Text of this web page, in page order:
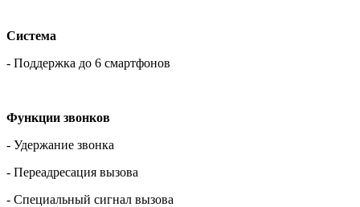
Система
- Поддержка до 6 смартфонов
Функции звонков
- Удержание звонка
- Переадресация вызова
- Специальный сигнал вызова